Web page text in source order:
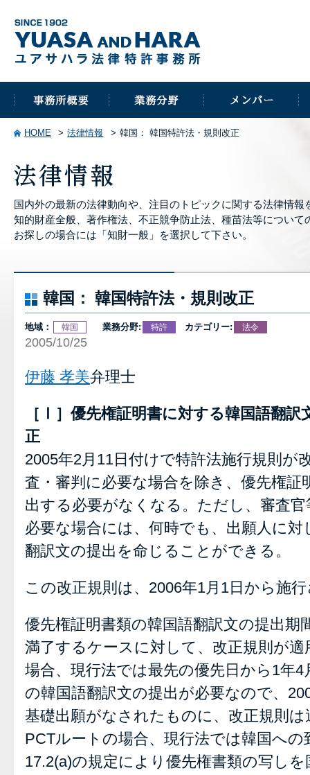
HOME 法律情報 韓国： 韓国特許法・規則改正
国内外の最新の法律動向や、注目のトピックに関する法律情報
知的財産全般、著作権法、不正競争防止法、種苗法等について
お探しの場合には「知財一般」を選択して下さい。
韓国： 韓国特許法・規則改正
地域： 韓国 業務分野: 特許 カテゴリー: 法令
2005/10/25
伊藤 孝美弁理士
［Ⅰ］優先権証明書に対する韓国語翻
正
2005年2月11日付けで特許法施行規則が
査・審判に必要な場合を除き、優先権証
出する必要がなくなる。ただし、審査
必要な場合には、何時でも、出願人に
翻訳文の提出を命じることができる。
この改正規則は、2006年1月1日から施
優先権証明書類の韓国語翻訳文の提出期
満了するケースに対して、改正規則が
場合、現行法では最先の優先日から1年
の韓国語翻訳文の提出が必要なので、
基礎出願がなされたものに、改正規則
PCTルートの場合、現行法では韓国への
17.2(a)の規定により優先権書類の写し